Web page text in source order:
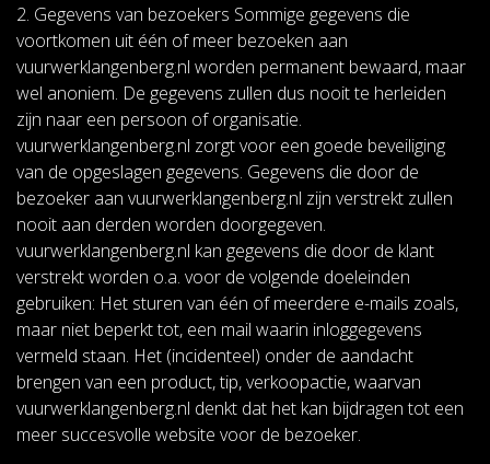
2. Gegevens van bezoekers Sommige gegevens die
voortkomen uit één of meer bezoeken aan
vuurwerklangenberg.nl worden permanent bewaard, maar
wel anoniem. De gegevens zullen dus nooit te herleiden
zijn naar een persoon of organisatie.
vuurwerklangenberg.nl zorgt voor een goede beveiliging
van de opgeslagen gegevens. Gegevens die door de
bezoeker aan vuurwerklangenberg.nl zijn verstrekt zullen
nooit aan derden worden doorgegeven.
vuurwerklangenberg.nl kan gegevens die door de klant
verstrekt worden o.a. voor de volgende doeleinden
gebruiken: Het sturen van één of meerdere e-mails zoals,
maar niet beperkt tot, een mail waarin inloggegevens
vermeld staan. Het (incidenteel) onder de aandacht
brengen van een product, tip, verkoopactie, waarvan
vuurwerklangenberg.nl denkt dat het kan bijdragen tot een
meer succesvolle website voor de bezoeker.